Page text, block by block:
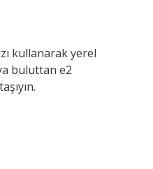
kullanarak yerel
buluttan e2